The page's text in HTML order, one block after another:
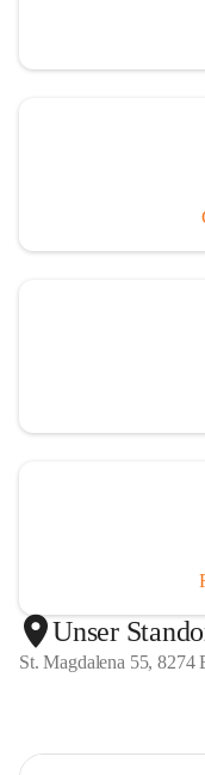
Unser
St. Magdalena 55,